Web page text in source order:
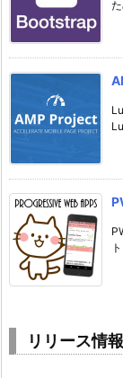
リリース情報